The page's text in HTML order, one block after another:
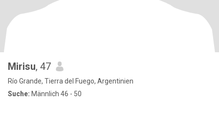
Mirisu, 47
Río Grande, Tierra del Fuego, Argentinien
Suche: Männlich 46 - 50